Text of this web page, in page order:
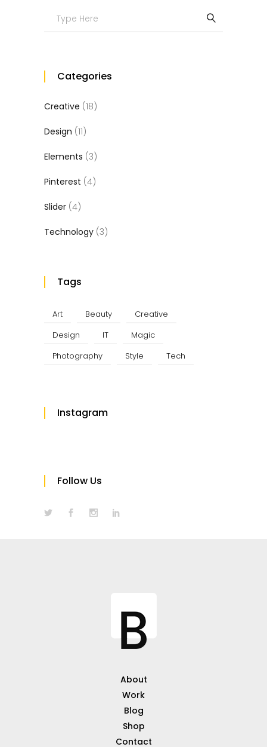
Search
Categories
Creative (18)
Design (11)
Elements (3)
Pinterest (4)
Slider (4)
Technology (3)
Tags
Art Beauty
Creative
Design
IT
Magic
Photography
Style Tech
Instagram
Follow Us
About
Work
Blog
Shop
Contact